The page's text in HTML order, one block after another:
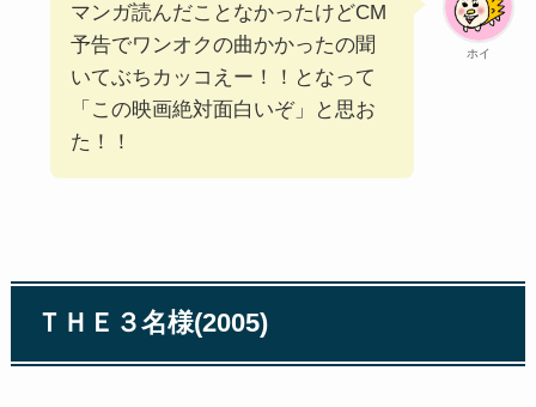
ホイ
マンガ読んだことなかったけどCM
予告でワンオクの曲かかったの聞
いてぶちカッコえー！！となって
「この映画絶対面白いぞ」と思お
た！！
ＴＨＥ３名様(2005)